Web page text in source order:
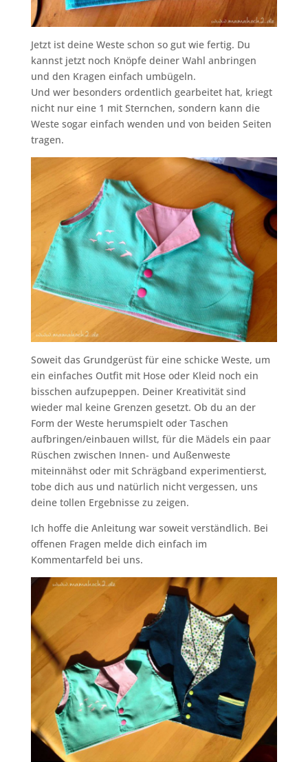
Jetzt ist deine Weste schon so gut wie fertig. Du
kannst jetzt noch Knöpfe deiner Wahl anbringen
und den Kragen einfach umbügeln.
Und wer besonders ordentlich gearbeitet hat, kriegt
nicht nur eine 1 mit Sternchen, sondern kann die
Weste sogar einfach wenden und von beiden Seiten
tragen.
Soweit das Grundgerüst für eine schicke Weste, um
ein einfaches Outfit mit Hose oder Kleid noch ein
bisschen aufzupeppen. Deiner Kreativität sind
wieder mal keine Grenzen gesetzt. Ob du an der
Form der Weste herumspielt oder Taschen
aufbringen/einbauen willst, für die Mädels ein paar
Rüschen zwischen Innen- und Außenweste
miteinnähst oder mit Schrägband experimentierst,
tobe dich aus und natürlich nicht vergessen, uns
deine tollen Ergebnisse zu zeigen.
Ich hoffe die Anleitung war soweit verständlich. Bei
offenen Fragen melde dich einfach im
Kommentarfeld bei uns.